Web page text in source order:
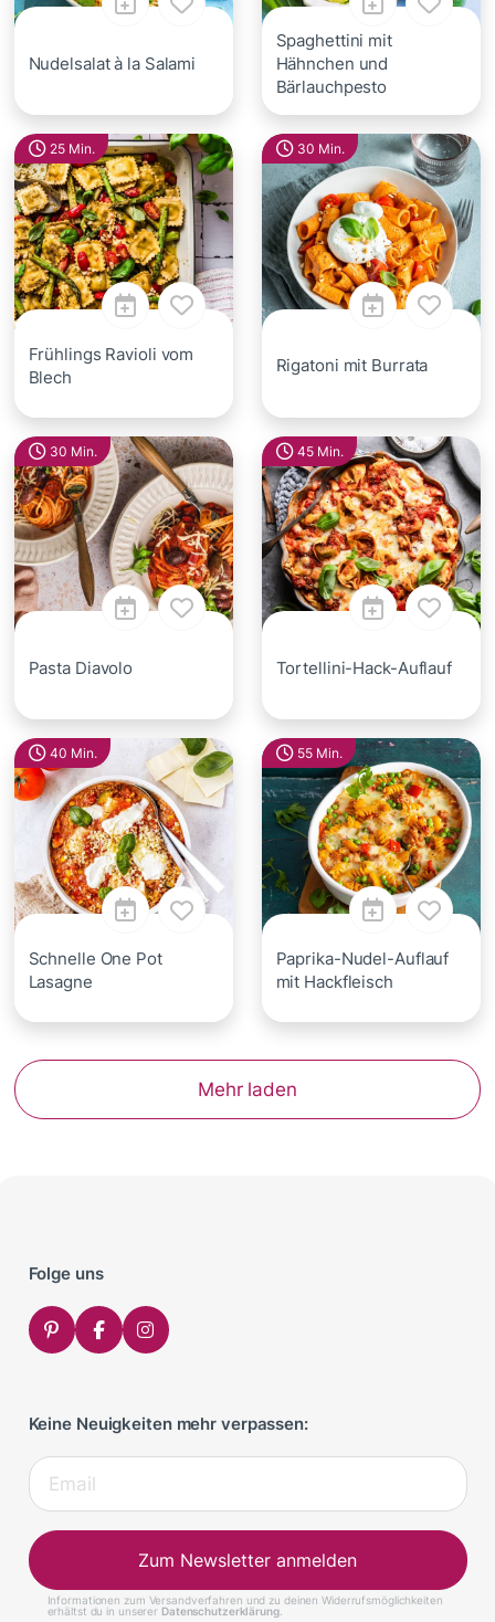
Nudelsalat à la Salami
Spaghettini mit
Hähnchen und
Bärlauchpesto
25 Min.
Frühlings Ravioli vom
Blech
30 Min.
Rigatoni mit Burrata
30 Min.
Pasta Diavolo
45 Min.
Tortellini-Hack-Auflauf
40 Min.
Schnelle One Pot
Lasagne
55 Min.
Paprika-Nudel-Auflauf
mit Hackfleisch
Mehr laden
Folge uns
Keine Neuigkeiten mehr verpassen:
Zum Newsletter anmelden
Informationen zum Versandverfahren und zu deinen Widerrufsmöglichkeiten
erhältst du in unserer Datenschutzerklärung.